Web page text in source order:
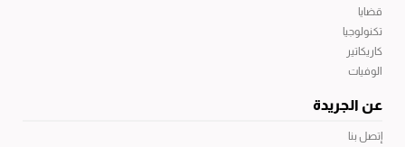
قضايا
تكنولوجيا
كاريكاتير
الوفيات
عن الجريدة
إتصل بنا